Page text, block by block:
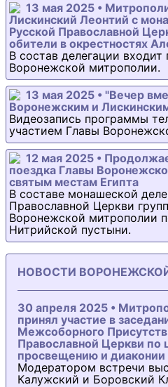
13 мая 2025 •
Лискинский Леонтий с
Русской Православной
обители в окрестностях
В состав делегации входит
Воронежской митрополии.
13 мая 2025 • "Вечер
Воронежским и
Видеозапись программы
участием Главы
12 мая 2025 •
поездка Главы
святым местам Египта
В составе монашеской
Православной Церкви
Воронежской митрополии
Нитрийской пустыни.
НОВОСТИ
30 апреля 2025 •
принял участие в
Межсоборного
Православной Церкви по
просвещению и диаконии
Модератором встречи
Калужский и Боровский